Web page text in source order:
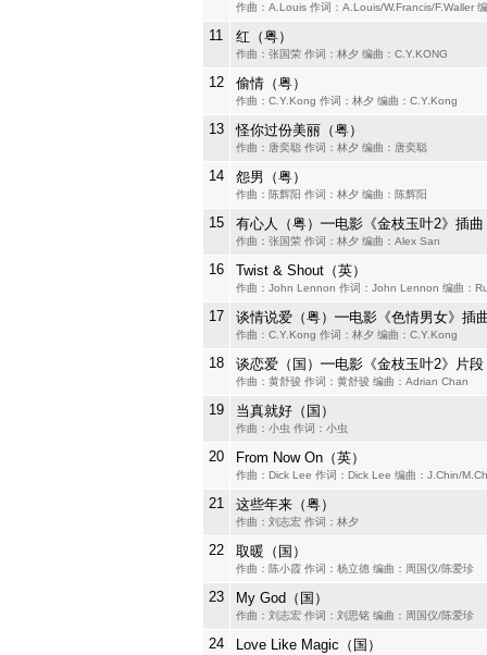
作曲：A.Louis 作词：A.Louis/W.Francis/F.Waller
11 红（粤）
作曲：张国荣 作词：林夕 编曲：C.Y.KONG
12 偷情（粤）
作曲：C.Y.Kong 作词：林夕 编曲：C.Y.Kong
13 怪你过份美丽（粤）
作曲：唐奕聪 作词：林夕 编曲：唐奕聪
14 怨男（粤）
作曲：陈辉阳 作词：林夕 编曲：陈辉阳
15 有心人（粤）━电影《金枝玉叶2》插曲
作曲：张国荣 作词：林夕 编曲：Alex San
16 Twist & Shout（英）
作曲：John Lennon 作词：John Lennon 编曲：
17 谈情说爱（粤）━电影《色情男女》插
作曲：C.Y.Kong 作词：林夕 编曲：C.Y.Kong
18 谈恋爱（国）━电影《金枝玉叶2》片段
作曲：黄舒骏 作词：黄舒骏 编曲：Adrian Chan
19 当真就好（国）
作曲：小虫 作词：小虫
20 From Now On（英）
作曲：Dick Lee 作词：Dick Lee 编曲：J.Chin/
21 这些年来（粤）
作曲：刘志宏 作词：林夕
22 取暖（国）
作曲：陈小霞 作词：杨立德 编曲：周国仪/陈爱珍
23 My God（国）
作曲：刘志宏 作词：刘思铭 编曲：周国仪/陈爱珍
24 Love Like Magic（国）